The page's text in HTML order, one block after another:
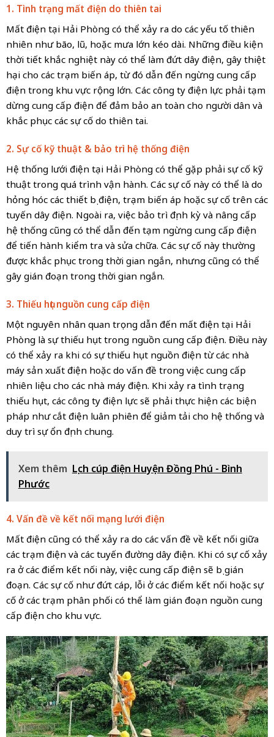
1. Tình trạng mất điện do thiên tai
Mất điện tại Hải Phòng có thể xảy ra do các yếu tố thiên
nhiên như bão, lũ, hoặc mưa lớn kéo dài. Những điều kiện
thời tiết khắc nghiệt này có thể làm đứt dây điện, gây thiệt
hại cho các trạm biến áp, từ đó dẫn đến ngừng cung cấp
điện trong khu vực rộng lớn. Các công ty điện lực phải tạm
dừng cung cấp điện để đảm bảo an toàn cho người dân và
khắc phục các sự cố do thiên tai.
2. Sự cố kỹ thuật & bảo trì hệ thống điện
Hệ thống lưới điện tại Hải Phòng có thể gặp phải sự cố kỹ
thuật trong quá trình vận hành. Các sự cố này có thể là do
hỏng hóc các thiết bị điện, trạm biến áp hoặc sự cố trên các
tuyến dây điện. Ngoài ra, việc bảo trì định kỳ và nâng cấp
hệ thống cũng có thể dẫn đến tạm ngừng cung cấp điện
để tiến hành kiểm tra và sửa chữa. Các sự cố này thường
được khắc phục trong thời gian ngắn, nhưng cũng có thể
gây gián đoạn trong thời gian ngắn.
3. Thiếu hụt nguồn cung cấp điện
Một nguyên nhân quan trọng dẫn đến mất điện tại Hải
Phòng là sự thiếu hụt trong nguồn cung cấp điện. Điều này
có thể xảy ra khi có sự thiếu hụt nguồn điện từ các nhà
máy sản xuất điện hoặc do vấn đề trong việc cung cấp
nhiên liệu cho các nhà máy điện. Khi xảy ra tình trạng
thiếu hụt, các công ty điện lực sẽ phải thực hiện các biện
pháp như cắt điện luân phiên để giảm tải cho hệ thống và
duy trì sự ổn định chung.
Xem thêm Lịch cúp điện Huyện Đồng Phú - Bình
Phước
4. Vấn đề về kết nối mạng lưới điện
Mất điện cũng có thể xảy ra do các vấn đề về kết nối giữa
các trạm điện và các tuyến đường dây điện. Khi có sự cố xảy
ra ở các điểm kết nối này, việc cung cấp điện sẽ bị gián
đoạn. Các sự cố như đứt cáp, lỗi ở các điểm kết nối hoặc sự
cố ở các trạm phân phối có thể làm gián đoạn nguồn cung
cấp điện cho khu vực.